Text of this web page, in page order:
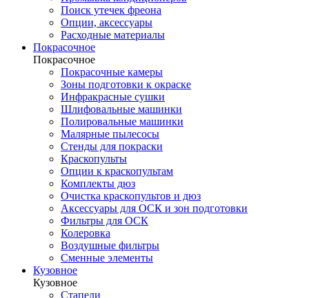
Поиск утечек фреона
Опции, аксессуары
Расходные материалы
Покрасочное
Покрасочное
Покрасочные камеры
Зоны подготовки к окраске
Инфракрасные сушки
Шлифовальные машинки
Полировальные машинки
Малярные пылесосы
Стенды для покраски
Краскопульты
Опции к краскопультам
Комплекты дюз
Очистка краскопультов и дюз
Аксессуары для ОСК и зон подготовки
Фильтры для ОСК
Колеровка
Воздушные фильтры
Сменные элементы
Кузовное
Кузовное
Стапели